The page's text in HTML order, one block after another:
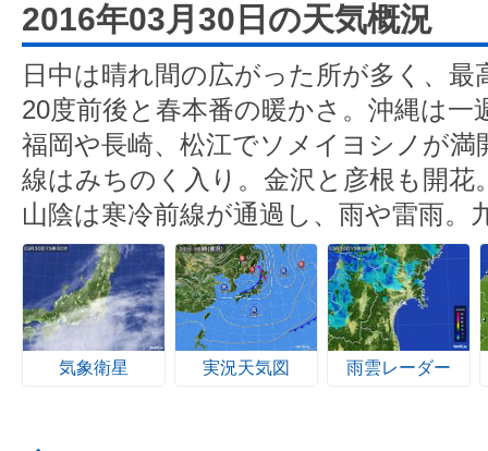
2016年03月30日の天気概況
日中は晴れ間の広がった所が多く、
20度前後と春本番の暖かさ。沖縄は一
福岡や長崎、松江でソメイヨシノが満
線はみちのく入り。金沢と彦根も開花
山陰は寒冷前線が通過し、雨や雷雨。
気象衛星 実況天気図 雨雲レーダー